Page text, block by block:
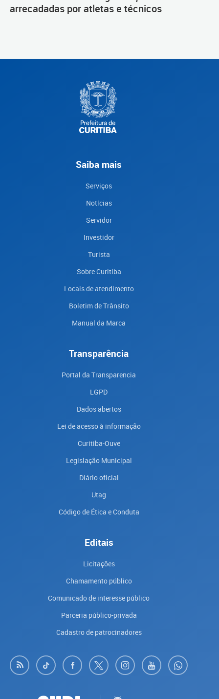
arrecadadas por atletas e técnicos
Saiba mais
Serviços
Notícias
Servidor
Investidor
Turista
Sobre Curitiba
Locais de atendimento
Boletim de Trânsito
Manual da Marca
Transparência
Portal da Transparencia
LGPD
Dados abertos
Lei de acesso à informação
Curitiba-Ouve
Legislação Municipal
Diário oficial
Utag
Código de Ética e Conduta
Editais
Licitações
Chamamento público
Comunicado de interesse público
Parceria público-privada
Cadastro de patrocinadores